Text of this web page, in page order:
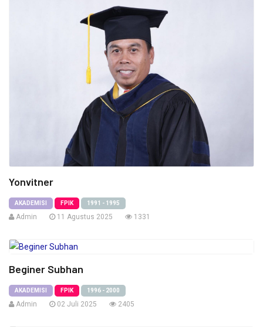
Yonvitner
AKADEMISI FPIK 1991 - 1995
Admin 11 Agustus 2025 1331
Beginer Subhan
AKADEMISI FPIK 1996 - 2000
Admin 02 Juli 2025 2405